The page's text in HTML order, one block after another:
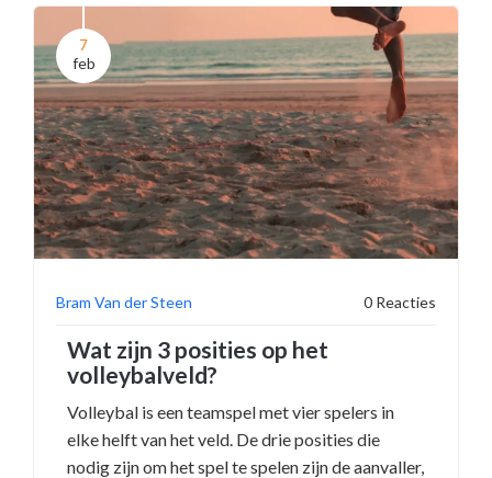
7
feb
Bram Van der Steen 0 Reacties
Wat zijn 3 posities op het
volleybalveld?
Volleybal is een teamspel met vier spelers in
elke helft van het veld. De drie posities die
nodig zijn om het spel te spelen zijn de aanvaller,